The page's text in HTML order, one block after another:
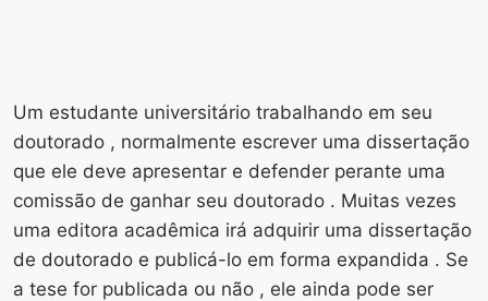
Um estudante universitário trabalhando em seu
doutorado , normalmente escrever uma dissertação
que ele deve apresentar e defender perante uma
comissão de ganhar seu doutorado . Muitas vezes
uma editora acadêmica irá adquirir uma dissertação
de doutorado e publicá-lo em forma expandida . Se
a tese for publicada ou não , ele ainda pode ser